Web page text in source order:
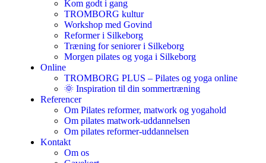
Kom godt i gang
TROMBORG kultur
Workshop med Govind
Reformer i Silkeborg
Træning for seniorer i Silkeborg
Morgen pilates og yoga i Silkeborg
Online
TROMBORG PLUS – Pilates og yoga online
🌞 Inspiration til din sommertræning
Referencer
Om Pilates reformer, matwork og yogahold
Om pilates matwork-uddannelsen
Om pilates reformer-uddannelsen
Kontakt
Om os